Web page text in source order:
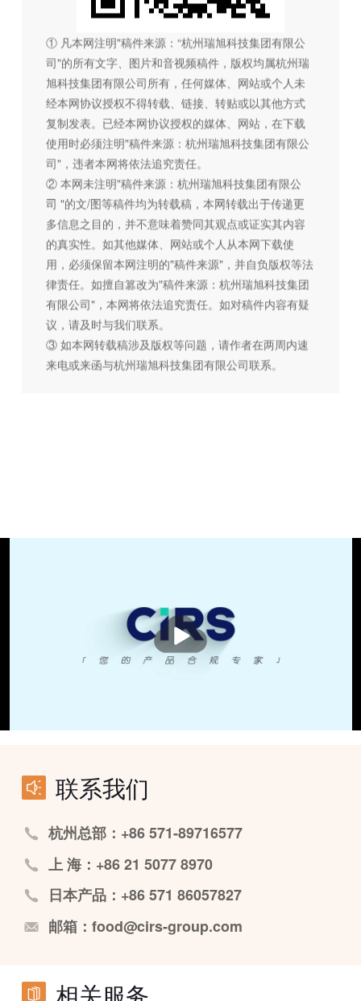
① 凡本网注明"稿件来源：“杭州瑞旭科技集团有限公
司"的所有文字、图片和音视频稿件，版权均属杭州瑞
旭科技集团有限公司所有，任何媒体、网站或个人未
经本网协议授权不得转载、链接、转贴或以其他方式
复制发表。已经本网协议授权的媒体、网站，在下载
使用时必须注明"稿件来源：杭州瑞旭科技集团有限公
司"，违者本网将依法追究责任。
② 本网未注明"稿件来源：杭州瑞旭科技集团有限公
司 "的文/图等稿件均为转载稿，本网转载出于传递更
多信息之目的，并不意味着赞同其观点或证实其内容
的真实性。如其他媒体、网站或个人从本网下载使
用，必须保留本网注明的"稿件来源"，并自负版权等法
律责任。如擅自篡改为"稿件来源：杭州瑞旭科技集团
有限公司"，本网将依法追究责任。如对稿件内容有疑
议，请及时与我们联系。
③ 如本网转载稿涉及版权等问题，请作者在两周内速
来电或来函与杭州瑞旭科技集团有限公司联系。
播
放
联系我们
杭州总部：+86 571-89716577
上 海：+86 21 5077 8970
日本产品：+86 571 86057827
邮箱：food@cirs-group.com
相关服务